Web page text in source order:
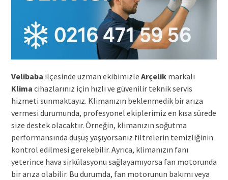
Velibaba ilçesinde uzman ekibimizle Arçelikmarkalı
Klima cihazlarınız için hızlı ve güvenilir teknik servis
hizmeti sunmaktayız. Klimanızın beklenmedik bir arıza
vermesi durumunda, profesyonel ekiplerimiz en kısa sürede
size destek olacaktır. Örneğin, klimanızın soğutma
performansında düşüş yaşıyorsanız filtrelerin temizliğinin
kontrol edilmesi gerekebilir. Ayrıca, klimanızın fanı
yeterince hava sirkülasyonu sağlayamıyorsa fan motorunda
bir arıza olabilir. Bu durumda, fan motorunun bakımı veya